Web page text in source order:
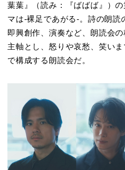
葉葉』（読み：『ばばば』）
マは-裸足であがる-。詩の朗読
即興創作、演奏など、朗読会
主軸とし、怒りや哀愁、笑い
で構成する朗読会だ。